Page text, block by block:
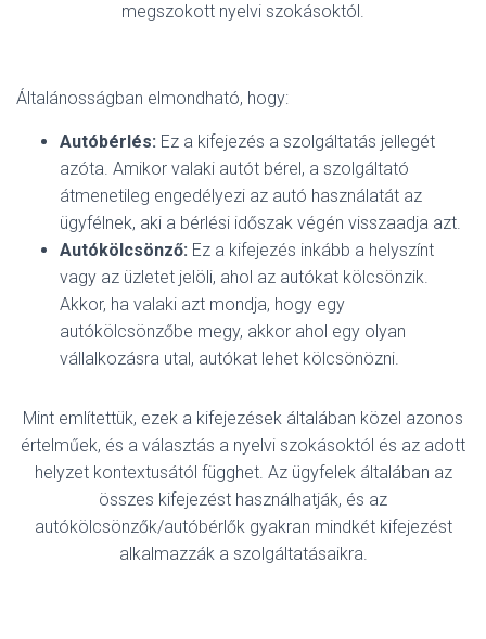
megszokott nyelvi szokásoktól.
Általánosságban elmondható, hogy:
Autóbérlés: Ez a kifejezés a szolgáltatás jellegét
azóta. Amikor valaki autót bérel, a szolgáltató
átmenetileg engedélyezi az autó használatát az
ügyfélnek, aki a bérlési időszak végén visszaadja azt.
Autókölcsönző: Ez a kifejezés inkább a helyszínt
vagy az üzletet jelöli, ahol az autókat kölcsönzik.
Akkor, ha valaki azt mondja, hogy egy
autókölcsönzőbe megy, akkor ahol egy olyan
vállalkozásra utal, autókat lehet kölcsönözni.
Mint említettük, ezek a kifejezések általában közel azonos
értelműek, és a választás a nyelvi szokásoktól és az adott
helyzet kontextusától függhet. Az ügyfelek általában az
összes kifejezést használhatják, és az
autókölcsönzők/autóbérlők gyakran mindkét kifejezést
alkalmazzák a szolgáltatásaikra.